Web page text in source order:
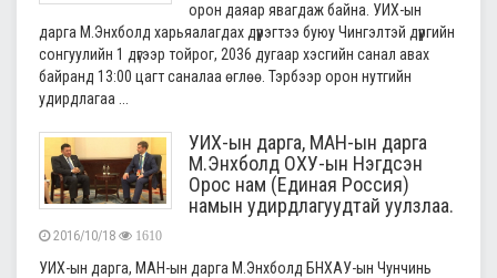
орон даяар явагдаж байна. УИХ-ын
дарга М.Энхболд харьяалагдах дүүрэгтээ буюу Чингэлтэй дүүргийн
сонгуулийн 1 дүгээр тойрог, 2036 дугаар хэсгийн санал авах
байранд 13:00 цагт саналаа өглөө. Тэрбээр орон нутгийн
удирдлагаа ...
УИХ-ын дарга, МАН-ын дарга
М.Энхболд ОХУ-ын Нэгдсэн
Орос нам (Единая Россия)
намын удирдлагуудтай уулзлаа.
2016/10/18 1610
УИХ-ын дарга, МАН-ын дарга М.Энхболд БНХАУ-ын Чунчинь